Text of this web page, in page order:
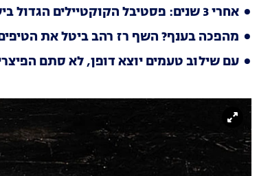
אחרי 3 שנים: פסטיבל הקוקטיילים הגדול בישראל יוצא מתל אביב
מהפכה בענף? השף רז רהב ביטל את
עם שילוב טעמים יוצא דופן, לא סתם